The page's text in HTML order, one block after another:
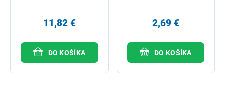
11,82 €
DO KOŠÍKA
2,69 €
DO KOŠÍKA